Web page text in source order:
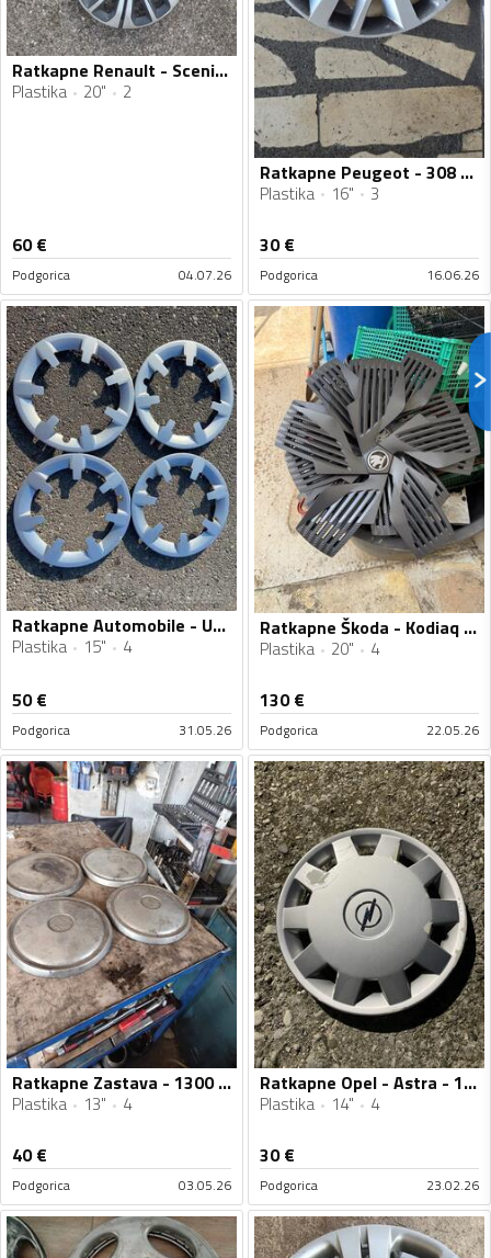
Ratkapne Renault - Scenic - 20" - 2 kom.
Plastika 20" 2
60€
Podgorica 04.07.26
Ratkapne Peugeot - 308 - 16" - 3 kom.
Plastika 16" 3
30€
Podgorica 16.06.26
Ratkapne Automobile - Univerzalno - 15" - 4 kom.
Plastika 15" 4
50€
Podgorica 31.05.26
Ratkapne Škoda - Kodiaq - 20" - 4 kom.
Plastika 20" 4
130€
Podgorica 22.05.26
Ratkapne Zastava - 1300 - 13" - 4 kom.
Plastika 13" 4
40€
Podgorica 03.05.26
Ratkapne Opel - Astra - 14" - 4 kom.
Plastika 14" 4
30€
Podgorica 23.02.26